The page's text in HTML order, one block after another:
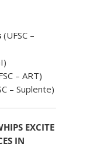
(UFSC –
– ART)
– Suplente)
EXCITE
IN